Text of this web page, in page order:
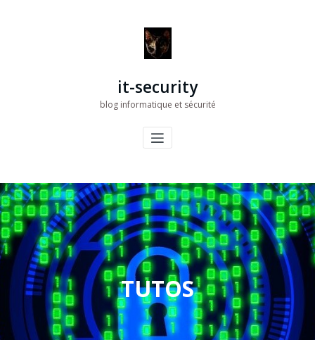
it-security
blog informatique et sécurité
TUTOS